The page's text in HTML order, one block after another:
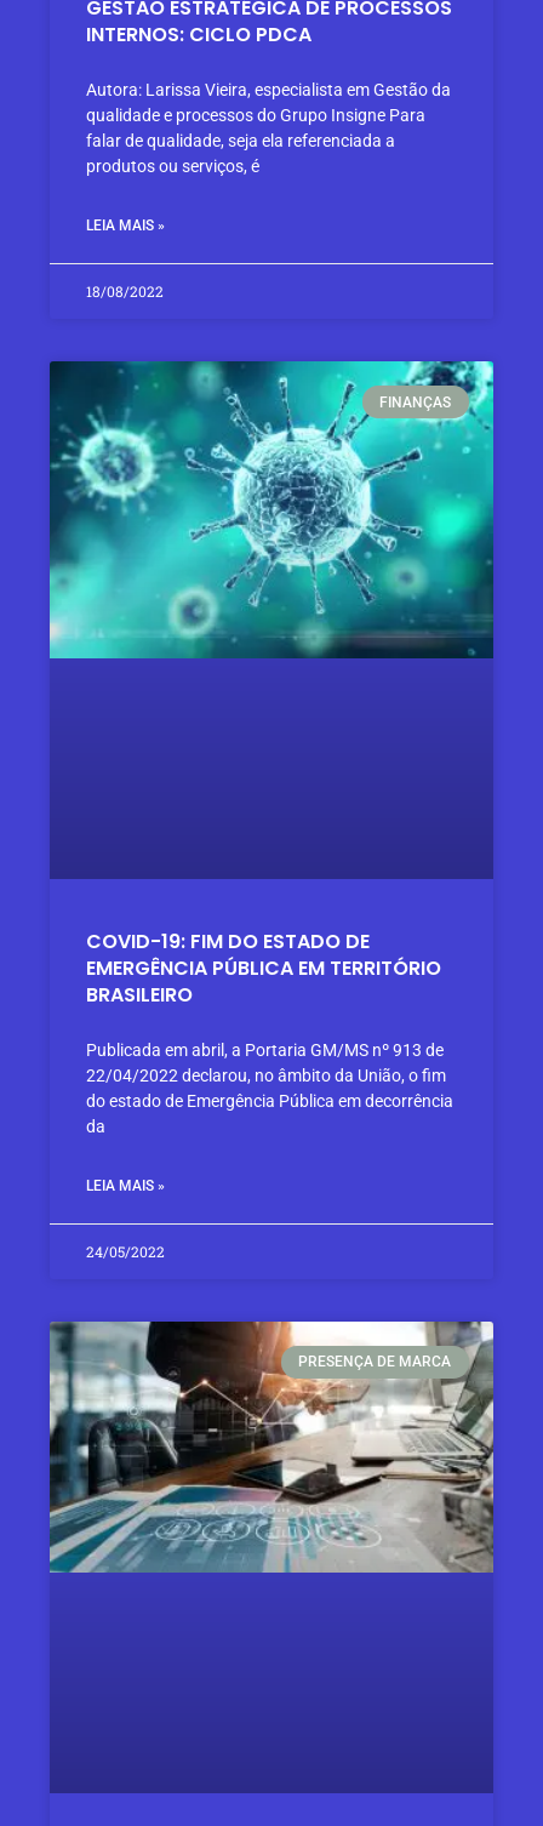
GESTÃO ESTRATÉGICA DE PROCESSOS
INTERNOS: CICLO PDCA
Autora: Larissa Vieira, especialista em Gestão da
qualidade e processos do Grupo Insigne Para
falar de qualidade, seja ela referenciada a
produtos ou serviços, é
LEIA MAIS »
18/08/2022
FINANÇAS​
COVID-19: FIM DO ESTADO DE
EMERGÊNCIA PÚBLICA EM TERRITÓRIO
BRASILEIRO
Publicada em abril, a Portaria GM/MS nº 913 de
22/04/2022 declarou, no âmbito da União, o fim
do estado de Emergência Pública em decorrência
da
LEIA MAIS »
24/05/2022
PRESENÇA DE MARCA